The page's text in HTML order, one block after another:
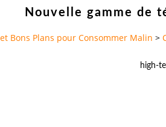
Nouvelle gamme de
Bons Plans pour Consommer Malin >
high-